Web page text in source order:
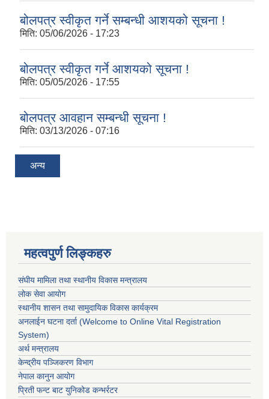
बोलपत्र स्वीकृत गर्ने सम्बन्धी आशयको सूचना !
मिति: 05/06/2026 - 17:23
बोलपत्र स्वीकृत गर्ने आशयको सूचना !
मिति: 05/05/2026 - 17:55
बोलपत्र आवहान सम्बन्धी सूचना !
मिति: 03/13/2026 - 07:16
अन्य
महत्वपुर्ण लिङ्कहरु
संघीय मामिला तथा स्थानीय विकास मन्त्रालय
लोक सेवा आयोग
स्थानीय शासन तथा सामुदायिक विकास कार्यक्रम
अनलाईन घटना दर्ता (Welcome to Online Vital Registration
System)
अर्थ मन्त्रालय
केन्द्रीय पञ्जिकरण विभाग
नेपाल कानुन आयोग
प्रिती फन्ट बाट युनिकोड कन्भर्रटर